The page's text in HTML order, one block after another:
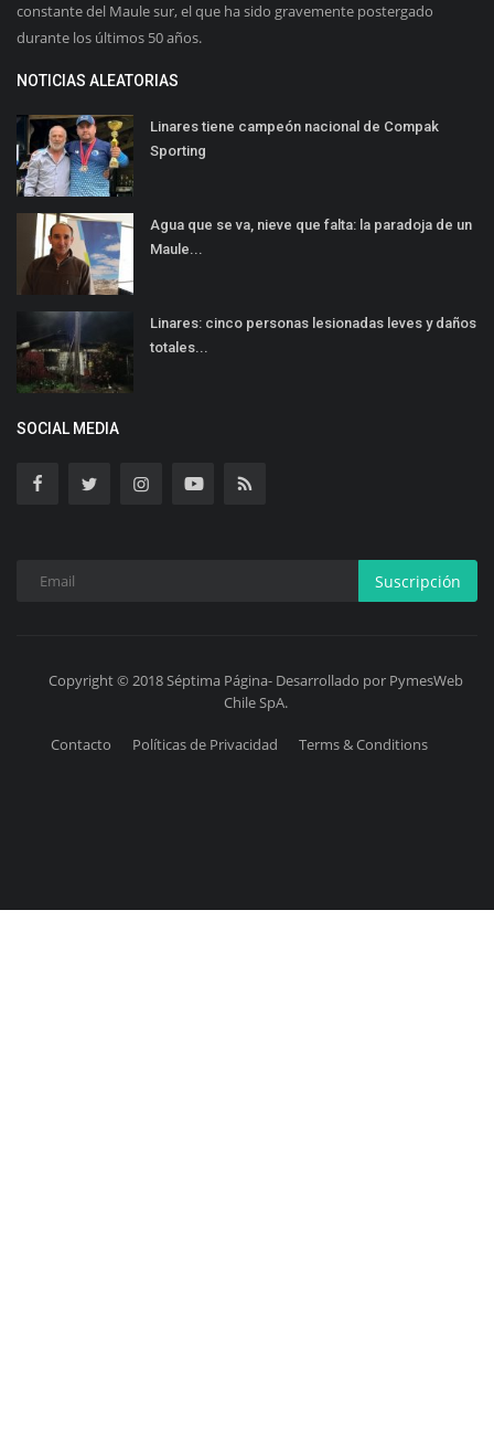
constante del Maule sur, el que ha sido gravemente postergado
durante los últimos 50 años.
NOTICIAS ALEATORIAS
Linares tiene campeón nacional de Compak
Sporting
Agua que se va, nieve que falta: la paradoja de un
Maule...
Linares: cinco personas lesionadas leves y daños
totales...
SOCIAL MEDIA
Suscripción
Copyright © 2018 Séptima Página- Desarrollado por PymesWeb
Chile SpA.
Contacto Políticas de Privacidad Terms & Conditions